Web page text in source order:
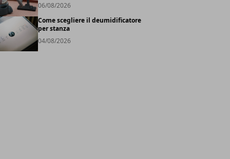
06/08/2026
Come scegliere il deumidificatore
per stanza
04/08/2026